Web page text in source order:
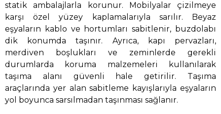
statik ambalajlarla korunur. Mobilyalar çizilmeye
karşı özel yüzey kaplamalarıyla sarılır. Beyaz
eşyaların kablo ve hortumları sabitlenir, buzdolabı
dik konumda taşınır. Ayrıca, kapı pervazları,
merdiven boşlukları ve zeminlerde gerekli
durumlarda koruma malzemeleri kullanılarak
taşıma alanı güvenli hale getirilir. Taşıma
araçlarında yer alan sabitleme kayışlarıyla eşyaların
yol boyunca sarsılmadan taşınması sağlanır.